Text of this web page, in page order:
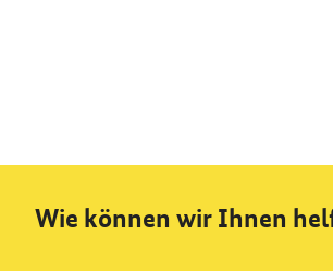
Wie können wir Ihnen